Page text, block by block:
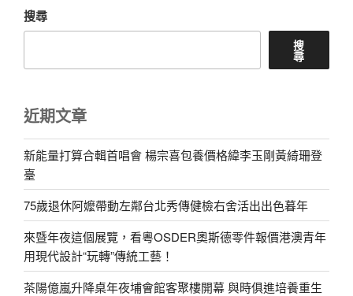
搜尋
搜
尋
近期文章
新能量打算合輯首唱會 楊宗喜包養價格緯李玉剛黃綺珊登
臺
75歲退休阿嬤帶動左鄰台北秀傳健檢右舍活出出色暮年
來暨年夜這個展覽，看粵OSDER奧斯德零件報價港澳青年
用現代設計“玩轉”傳統工藝！
茶陽億嵐升降桌年夜埔會館客聚樓開幕 與時俱進培養重生